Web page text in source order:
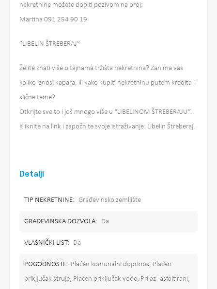
nekretnine možete dobiti pozivom na broj:
Martina 091 254 90 19
”LIBELIN ŠTREBERAJ”
Želite znati više o tajnama tržišta nekretnina? Zanima vas
koliko iznosi kapara, ili kako kupiti nekretninu putem kredita i
slične teme?
Otkrijte sve to i još mnogo više u “LIBELINOM ŠTREBERAJU”.
Kliknite na link i započnite svoje istraživanje: Libelin Štreberaj.
Detalji
TIP NEKRETNINE: Građevinsko zemljište
GRAĐEVINSKA DOZVOLA: Da
VLASNIČKI LIST: Da
POGODNOSTI:
Plaćen komunalni doprinos, Plaćen
priključak struje, Plaćen priključak vode, Prilaz - asfaltirani,